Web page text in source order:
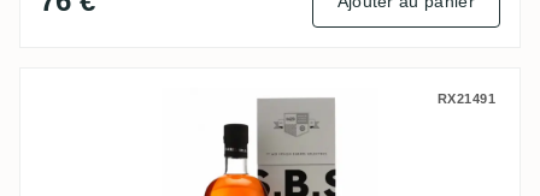
Travellers S.B.S Belize 2011 RX21491